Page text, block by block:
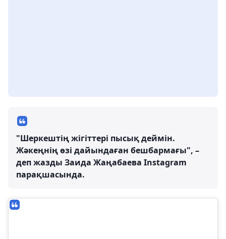
"Шеркештің жігіттері пысық деймін.
Жәкеңнің өзі дайындаған бешбармағы", –
деп жазды Заида Жаңабаева Instagram
парақшасында.